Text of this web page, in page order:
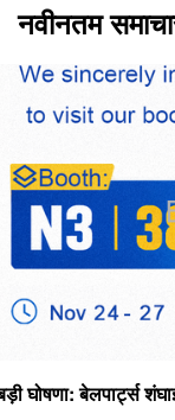
नवीनतम
एक अच्छी फ़ाइनल